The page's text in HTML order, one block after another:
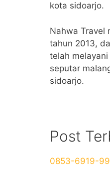
kota sidoarjo.
Nahwa Travel
tahun 2013,
telah
seputar
sidoarjo.
Post
0853-6919-